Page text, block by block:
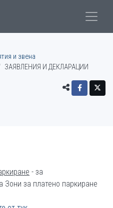
и звена
ЗАЯВЛЕНИЯ И ДЕКЛАРАЦИИ
- за
за платено паркиране